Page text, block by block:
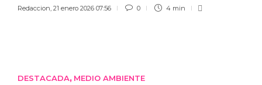
Redaccion 21 enero 2026 07:56 0 4 min
DESTACADA, MEDIO AMBIENTE